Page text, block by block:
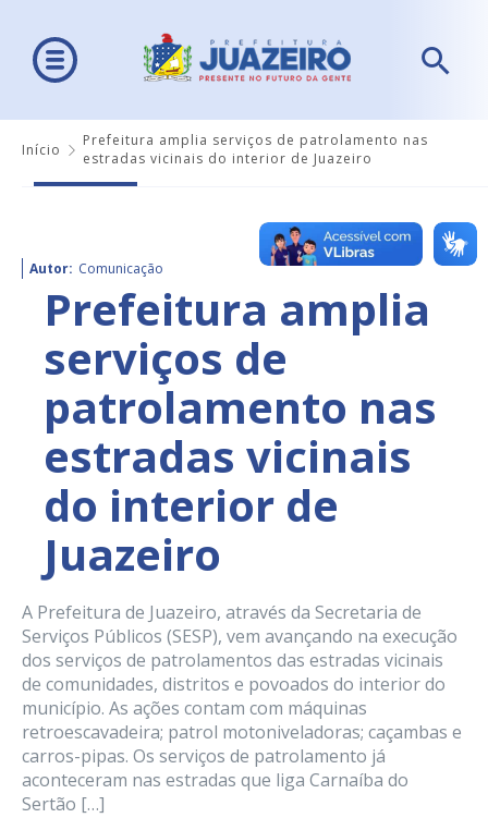
Início
Prefeitura amplia serviços de patrolamento nas
estradas vicinais do interior de Juazeiro
Autor: Comunicação
Prefeitura amplia
serviços de
patrolamento nas
estradas vicinais
do interior de
Juazeiro
A Prefeitura de Juazeiro, através da Secretaria de
Serviços Públicos (SESP), vem avançando na execução
dos serviços de patrolamentos das estradas vicinais
de comunidades, distritos e povoados do interior do
município. As ações contam com máquinas
retroescavadeira; patrol motoniveladoras; caçambas e
carros-pipas. Os serviços de patrolamento já
aconteceram nas estradas que liga Carnaíba do
Sertão […]